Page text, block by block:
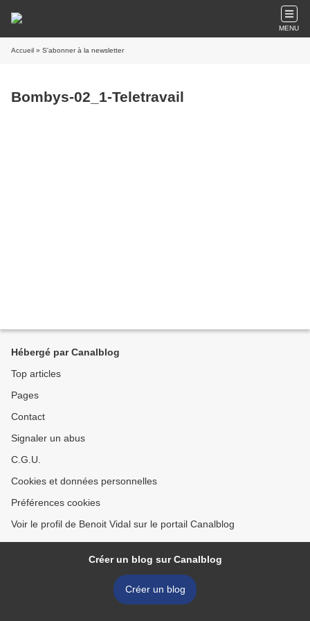
MENU
Accueil » S'abonner à la newsletter
Bombys-02_1-Teletravail
Hébergé par Canalblog
Top articles
Pages
Contact
Signaler un abus
C.G.U.
Cookies et données personnelles
Préférences cookies
Voir le profil de Benoit Vidal sur le portail Canalblog
Créer un blog sur Canalblog
Créer un blog